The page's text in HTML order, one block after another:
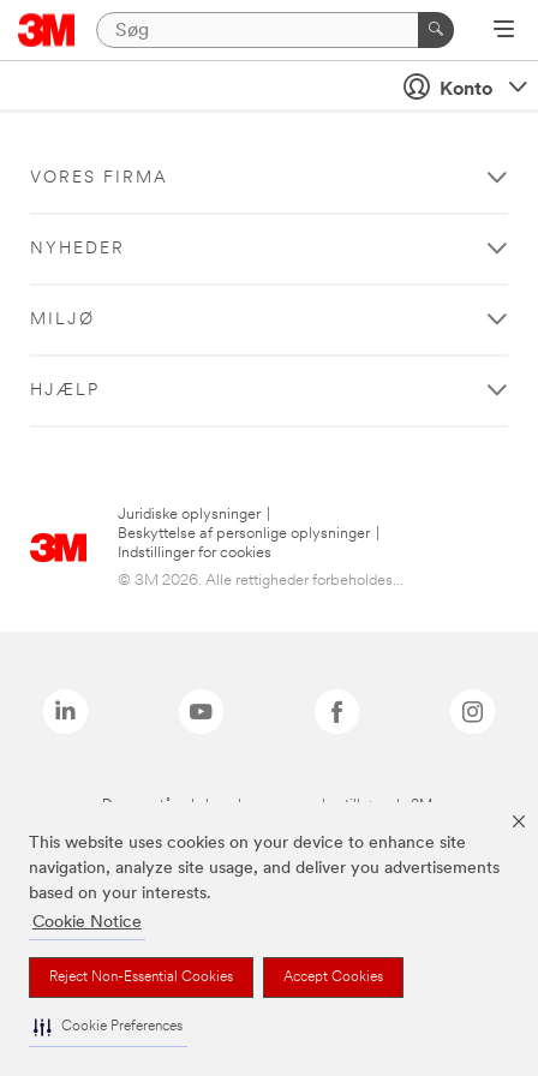
This website uses cookies on your device to enhance site
navigation, analyze site usage, and deliver you advertisements
based on your interests.
Cookie Notice
Reject Non-Essential Cookies Accept Cookies
Cookie Preferences
Konto
VORES FIRMA
NYHEDER
MILJØ
HJÆLP
Juridiske oplysninger
Beskyttelse af personlige oplysninger
Indstillinger for cookies
© 3M 2026. Alle rettigheder forbeholdes...
De ovenstående brands er varemærker tilhørende 3M.